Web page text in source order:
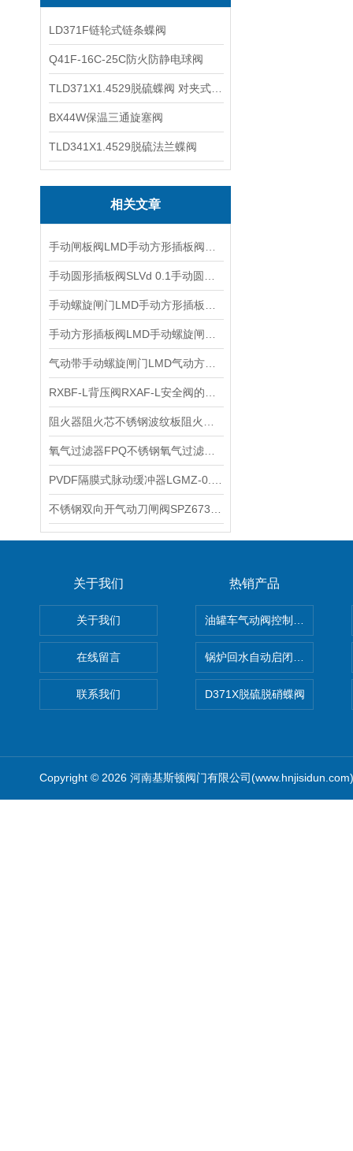
LD371F链轮式链条蝶阀
Q41F-16C-25C防火防静电球阀
BX44W保温三通旋塞阀
TLD341X1.4529脱硫法兰蝶阀
相关文章
关于我们
关于我们
在线留言
联系我们
热销产品
油罐车气动阀控制气动组合
锅炉回水自动启闭阀KTH41X
D371X脱硫脱硝蝶阀
Copyright © 2026 河南基斯顿阀门有限公司